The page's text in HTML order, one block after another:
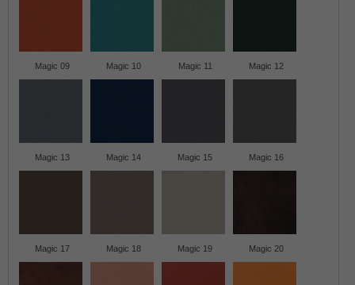
Magic 09 Magic 10 Magic 11 Magic 12
Magic 13 Magic 14 Magic 15 Magic 16
Magic 17 Magic 18 Magic 19 Magic 20